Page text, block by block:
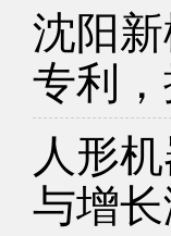
沈阳
专利
人形
与增